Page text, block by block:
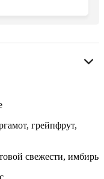
грейпфрут,
свежести, имбирь